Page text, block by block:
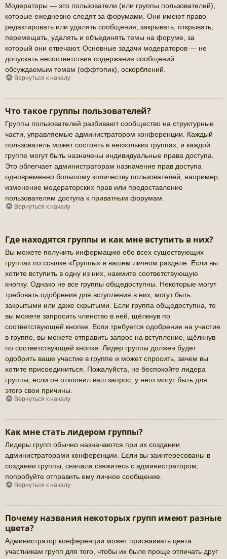
Модераторы — это пользователи (или группы пользователей),
которые ежедневно следят за форумами. Они имеют право
редактировать или удалять сообщения, закрывать, открывать,
перемещать, удалять и объединять темы на форуме, за
который они отвечают. Основные задачи модераторов — не
допускать несоответствия содержания сообщений
обсуждаемым темам (оффтопик), оскорблений.
Вернуться к началу
Что такое группы пользователей?
Группы пользователей разбивают сообщество на структурные
части, управляемые администратором конференции. Каждый
пользователь может состоять в нескольких группах, и каждой
группе могут быть назначены индивидуальные права доступа.
Это облегчает администраторам назначение прав доступа
одновременно большому количеству пользователей, например,
изменение модераторских прав или предоставление
пользователям доступа к приватным форумам.
Вернуться к началу
Где находятся группы и как мне вступить в них?
Вы можете получить информацию обо всех существующих
группах по ссылке «Группы» в вашем личном разделе. Если вы
хотите вступить в одну из них, нажмите соответствующую
кнопку. Однако не все группы общедоступны. Некоторые могут
требовать одобрения для вступления в них, могут быть
закрытыми или даже скрытыми. Если группа общедоступна, то
вы можете запросить членство в ней, щёлкнув по
соответствующей кнопке. Если требуется одобрение на участие
в группе, вы можете отправить запрос на вступление, щёлкнув
по соответствующей кнопке. Лидер группы должен будет
одобрить ваше участие в группе и может спросить, зачем вы
хотите присоединиться. Пожалуйста, не беспокойте лидера
группы, если он отклонил ваш запрос; у него могут быть для
этого свои причины.
Вернуться к началу
Как мне стать лидером группы?
Лидеры групп обычно назначаются при их создании
администраторами конференции. Если вы заинтересованы в
создании группы, сначала свяжитесь с администратором;
попробуйте отправить ему личное сообщение.
Вернуться к началу
Почему названия некоторых групп имеют разные
цвета?
Администратор конференции может присваивать цвета
участникам групп для того, чтобы их было проще отличать друг